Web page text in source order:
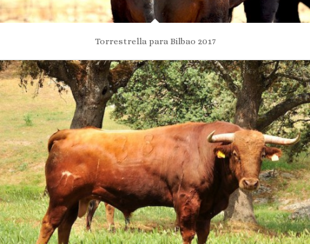
Torrestrella para Bilbao 2017